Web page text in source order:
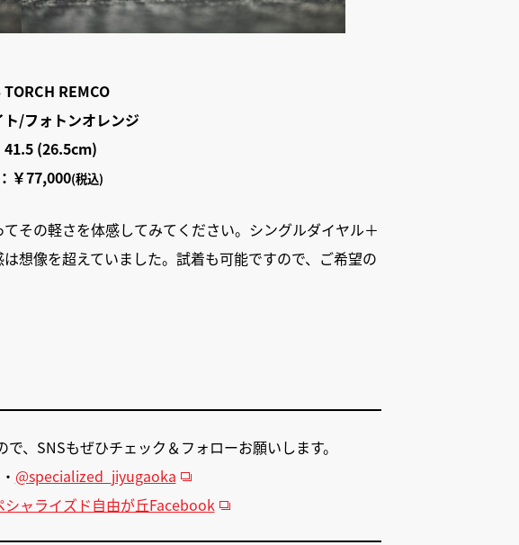
REMCO
/フォトンオレンジ
41.5 (26.5cm)
￥77,000(税込)
その軽さを体感してみてください。シングルダイヤル＋
想像を超えていました。試着も可能ですので、ご希望の
、SNSもぜひチェック＆フォローお願いします。
@specialized_jiyugaoka
シャライズド自由が丘Facebook